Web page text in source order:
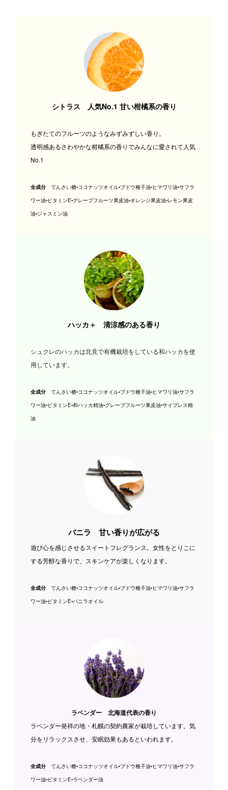
シトラス 人気No.1 甘い柑橘系の香り
もぎたてのフルーツのようなみずみずしい香り。
透明感あるさわやかな柑橘系の香りでみんなに愛されて人気
No.1
全成分 てんさい糖•ココナッツオイル•ブドウ種子油•ヒマワリ油•サフラ
ワー油•ビタミンE•グレープフルーツ果皮油•オレンジ果皮油•レモン果皮
油•ジャスミン油
ハッカ＋ 清涼感のある香り
シュクレのハッカは北見で有機栽培をしている和ハッカを使
用しています。
全成分 てんさい糖•ココナッツオイル•ブドウ種子油•ヒマワリ油•サフラ
ワー油•ビタミンE•和ハッカ精油•グレープフルーツ果皮油•サイプレス精
油
バニラ 甘い香りが広がる
遊び心を感じさせるスイートフレグランス。 女性をとりこに
する芳醇な香りで、スキンケアが楽しくなります。
全成分 てんさい糖•ココナッツオイル•ブドウ種子油•ヒマワリ油•サフラ
ワー油•ビタミンE•バニラオイル
ラベンダー 北海道代表の香り
ラベンダー発祥の地・札幌の契約農家が栽培しています。 気
分をリラックスさせ、安眠効果もあるといわれます。
全成分 てんさい糖•ココナッツオイル•ブドウ種子油•ヒマワリ油•サフラ
ワー油•ビタミンE•ラベンダー油